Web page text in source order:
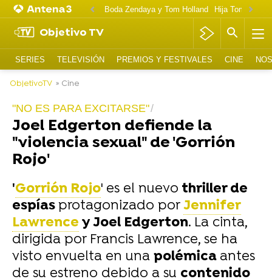
Boda Zendaya y Tom Holland Hija Tom
Objetivo TV
SERIES TELEVISIÓN PREMIOS Y FESTIVALES CINE
ObjetivoTV » Cine
"NO ES PARA EXCITARSE"
Joel Edgerton defiende la
"violencia sexual" de 'Gorrión
Rojo'
'Gorrión Rojo' es el nuevo thriller de
espíasprotagonizado porJennifer
Lawrence y Joel Edgerton. La cinta,
dirigida por Francis Lawrence, se ha
visto envuelta en una polémica antes
de su estreno debido a su contenido